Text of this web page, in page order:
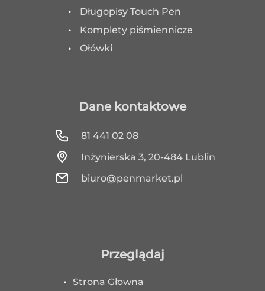
Długopisy Touch Pen
Komplety piśmiennicze
Ołówki
Przeglądaj
Strona Głowna
Dane kontaktowe
81 441 02 08
Inżynierska 3, 20-484 Lublin
biuro@penmarket.pl